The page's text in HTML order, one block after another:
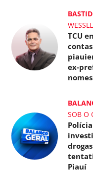
TCU
ex-
nomes
SOB O
Piauí